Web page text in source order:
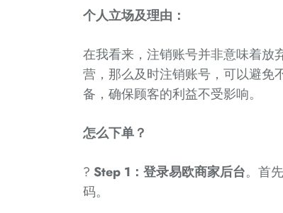
个人立场及理由：
在我看来，注销账号并非意味着放
营，那么及时注销账号，可以避免
备，确保顾客的利益不受影响。
怎么下单？
? Step 1：登录易欧商家后台。首
码。